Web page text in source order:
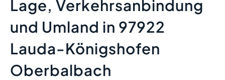
Lage, Verkehrsanbindung
und Umland in 97922
Lauda-Königshofen
Oberbalbach